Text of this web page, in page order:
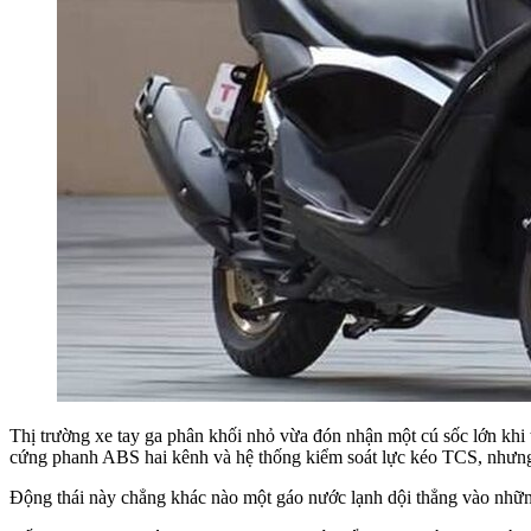
Thị trường xe tay ga phân khối nhỏ vừa đón nhận một cú sốc lớn
cứng phanh ABS hai kênh và hệ thống kiểm soát lực kéo TCS,
Động thái này chẳng khác nào một gáo nước lạnh dội thẳng vào